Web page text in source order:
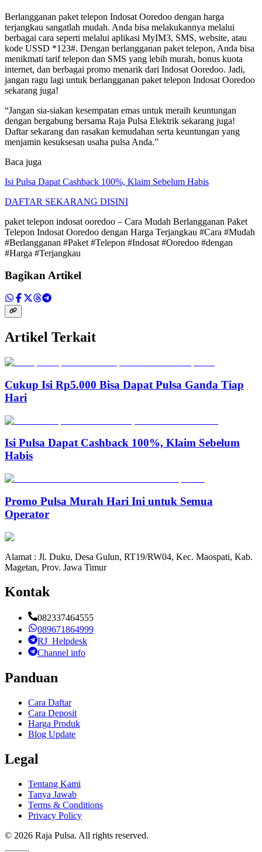
Berlangganan paket telepon Indosat Ooredoo dengan harga
terjangkau sangatlah mudah. Anda bisa melakukannya melalui
berbagai cara seperti melalui aplikasi MyIM3, SMS, website, atau
kode USSD *123#. Dengan berlangganan paket telepon, Anda bisa
menikmati tarif telepon dan SMS yang lebih murah, bonus kuota
internet, dan berbagai promo menarik dari Indosat Ooredoo. Jadi,
jangan ragu lagi untuk berlangganan paket telepon Indosat Ooredoo
sekarang juga!
“Jangan sia-siakan kesempatan emas untuk meraih keuntungan
dengan bergabung bersama Raja Pulsa Elektrik sekarang juga!
Daftar sekarang dan rasakan kemudahan serta keuntungan yang
menjamin kesuksesan usaha pulsa Anda.”
Baca juga
Isi Pulsa Dapat Cashback 100%, Klaim Sebelum Habis
DAFTAR SEKARANG DISINI
paket telepon indosat ooredoo – Cara Mudah Berlangganan Paket
Telepon Indosat Ooredoo dengan Harga Terjangkau #Cara #Mudah
#Berlangganan #Paket #Telepon #Indosat #Ooredoo #dengan
#Harga #Terjangkau
Bagikan Artikel
Artikel Terkait
Cukup Isi Rp5.000 Bisa Dapat Pulsa Ganda Tiap
Hari
Isi Pulsa Dapat Cashback 100%, Klaim Sebelum
Habis
Promo Pulsa Murah Hari Ini untuk Semua
Operator
Alamat : Jl. Duku, Desa Gulun, RT19/RW04, Kec. Maospati, Kab.
Magetan, Prov. Jawa Timur
Kontak
082337464555
089671864999
RJ_Helpdesk
Channel info
Panduan
Cara Daftar
Cara Deposit
Harga Produk
Blog Update
Legal
Tentang Kami
Tanya Jawab
Terms & Conditions
Privacy Policy
© 2026 Raja Pulsa. All rights reserved.